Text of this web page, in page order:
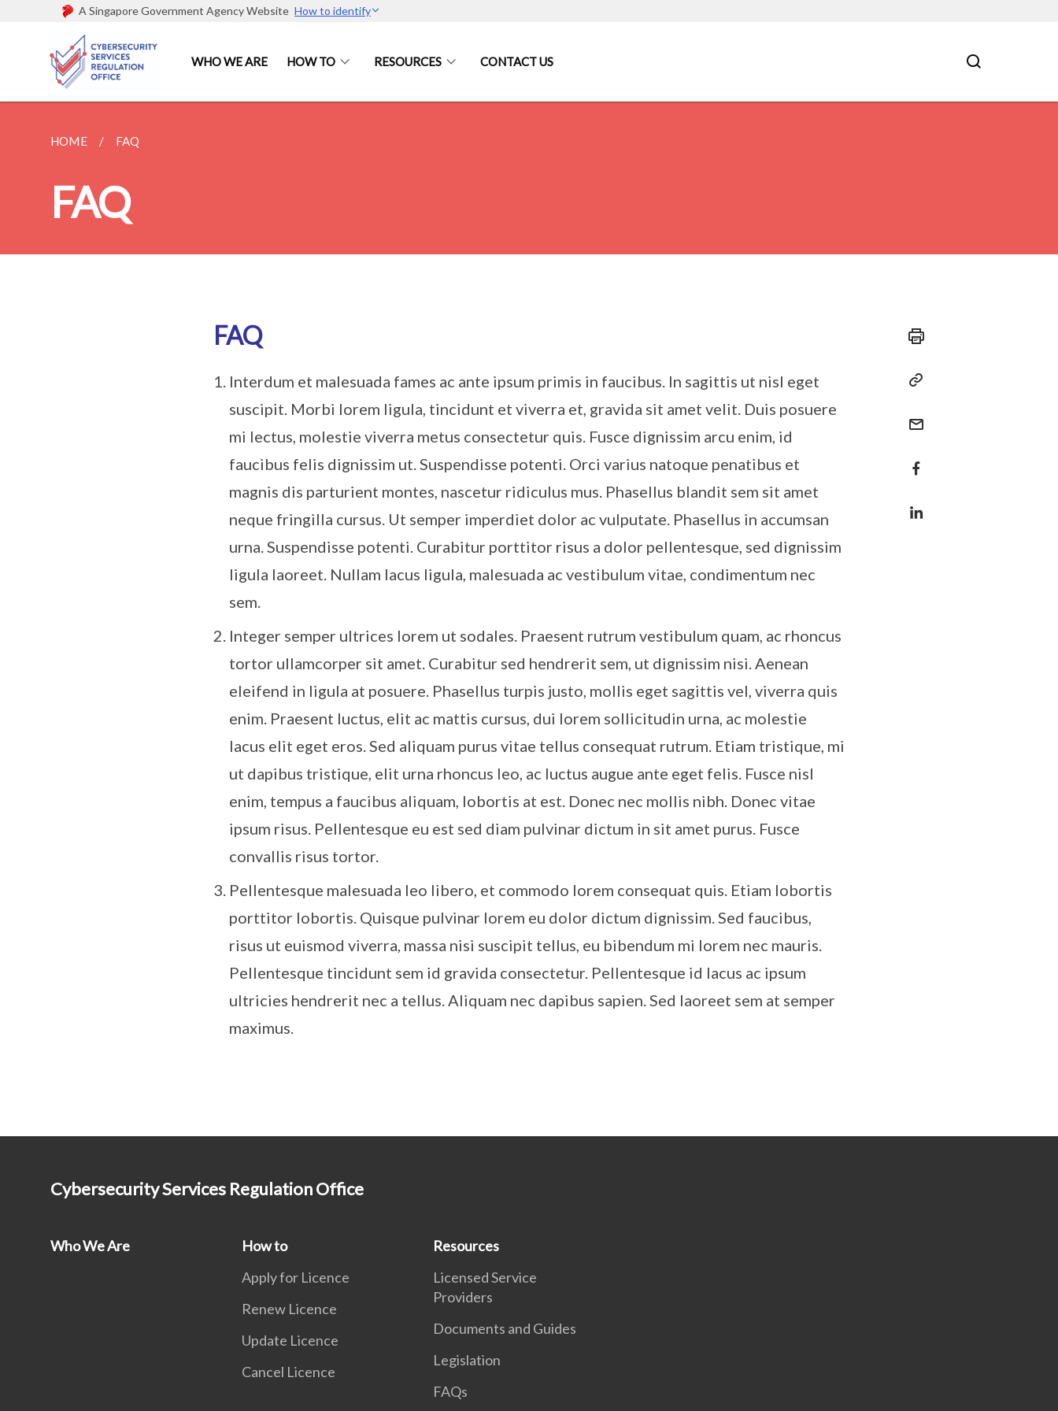
A Singapore Government Agency Website How to identify
WHO WE ARE HOW TO RESOURCES CONTACT US
HOME FAQ
FAQ
FAQ
Interdum et malesuada fames ac ante ipsum primis in faucibus. In sagittis ut nisl eget
suscipit. Morbi lorem ligula, tincidunt et viverra et, gravida sit amet velit. Duis posuere
mi lectus, molestie viverra metus consectetur quis. Fusce dignissim arcu enim, id
faucibus felis dignissim ut. Suspendisse potenti. Orci varius natoque penatibus et
magnis dis parturient montes, nascetur ridiculus mus. Phasellus blandit sem sit amet
neque fringilla cursus. Ut semper imperdiet dolor ac vulputate. Phasellus in accumsan
urna. Suspendisse potenti. Curabitur porttitor risus a dolor pellentesque, sed dignissim
ligula laoreet. Nullam lacus ligula, malesuada ac vestibulum vitae, condimentum nec
sem.
Integer semper ultrices lorem ut sodales. Praesent rutrum vestibulum quam, ac rhoncus
tortor ullamcorper sit amet. Curabitur sed hendrerit sem, ut dignissim nisi. Aenean
eleifend in ligula at posuere. Phasellus turpis justo, mollis eget sagittis vel, viverra quis
enim. Praesent luctus, elit ac mattis cursus, dui lorem sollicitudin urna, ac molestie
lacus elit eget eros. Sed aliquam purus vitae tellus consequat rutrum. Etiam tristique, mi
ut dapibus tristique, elit urna rhoncus leo, ac luctus augue ante eget felis. Fusce nisl
enim, tempus a faucibus aliquam, lobortis at est. Donec nec mollis nibh. Donec vitae
ipsum risus. Pellentesque eu est sed diam pulvinar dictum in sit amet purus. Fusce
convallis risus tortor.
Pellentesque malesuada leo libero, et commodo lorem consequat quis. Etiam lobortis
porttitor lobortis. Quisque pulvinar lorem eu dolor dictum dignissim. Sed faucibus,
risus ut euismod viverra, massa nisi suscipit tellus, eu bibendum mi lorem nec mauris.
Pellentesque tincidunt sem id gravida consectetur. Pellentesque id lacus ac ipsum
ultricies hendrerit nec a tellus. Aliquam nec dapibus sapien. Sed laoreet sem at semper
maximus.
Cybersecurity Services Regulation Office
Who We Are
How to
Apply for Licence
Renew Licence
Update Licence
Cancel Licence
Resources
Licensed Service
Providers
Documents and Guides
Legislation
FAQs